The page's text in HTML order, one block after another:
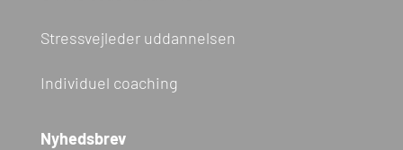
Stressvejleder uddannelsen
Individuel coaching
Nyhedsbrev